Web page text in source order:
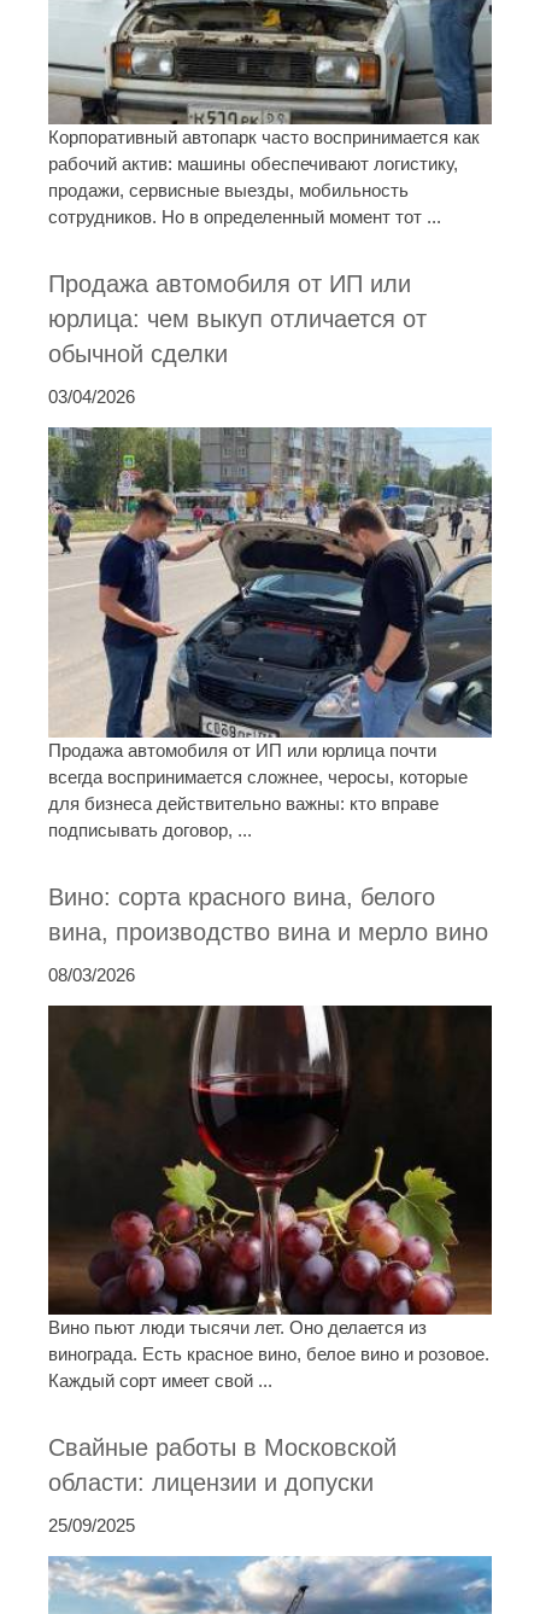
Корпоративный автопарк часто воспринимается как
рабочий актив: машины обеспечивают логистику,
продажи, сервисные выезды, мобильность
сотрудников. Но в определенный момент тот ...
Продажа автомобиля от ИП или
юрлица: чем выкуп отличается от
обычной сделки
03/04/2026
Продажа автомобиля от ИП или юрлица почти
всегда воспринимается сложнее, черосы, которые
для бизнеса действительно важны: кто вправе
подписывать договор, ...
Вино: сорта красного вина, белого
вина, производство вина и мерло вино
08/03/2026
Вино пьют люди тысячи лет. Оно делается из
винограда. Есть красное вино, белое вино и розовое.
Каждый сорт имеет свой ...
Свайные работы в Московской
области: лицензии и допуски
25/09/2025